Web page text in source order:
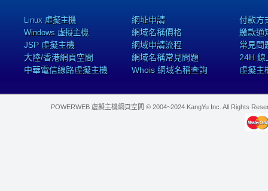
Linux 虛擬主機
Windows 虛擬主機
JSP 虛擬主機
大陸/香港網頁空間
中華電信線路虛擬主機
網址申請
網域名稱價格
網域申請流程
網域名稱常見問題
Whois 網域名稱查詢
付款方
繳款通
常見問
24H 線
虛擬主
POWERWEB 虛擬主機網頁空間 © 2004~2024 KangYu Inc. All Rights